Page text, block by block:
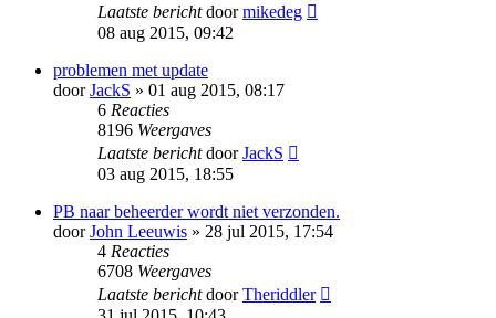
Laatste berichtdoormikedeg
08 aug 2015, 09:42
problemen met update
doorJackS » 01 aug 2015, 08:17
6 Reacties
8196 Weergaves
Laatste berichtdoorJackS
03 aug 2015, 18:55
PB naar beheerder wordt niet verzonden.
doorJohn Leeuwis » 28 jul 2015, 17:54
4 Reacties
6708 Weergaves
Laatste berichtdoorTheriddler